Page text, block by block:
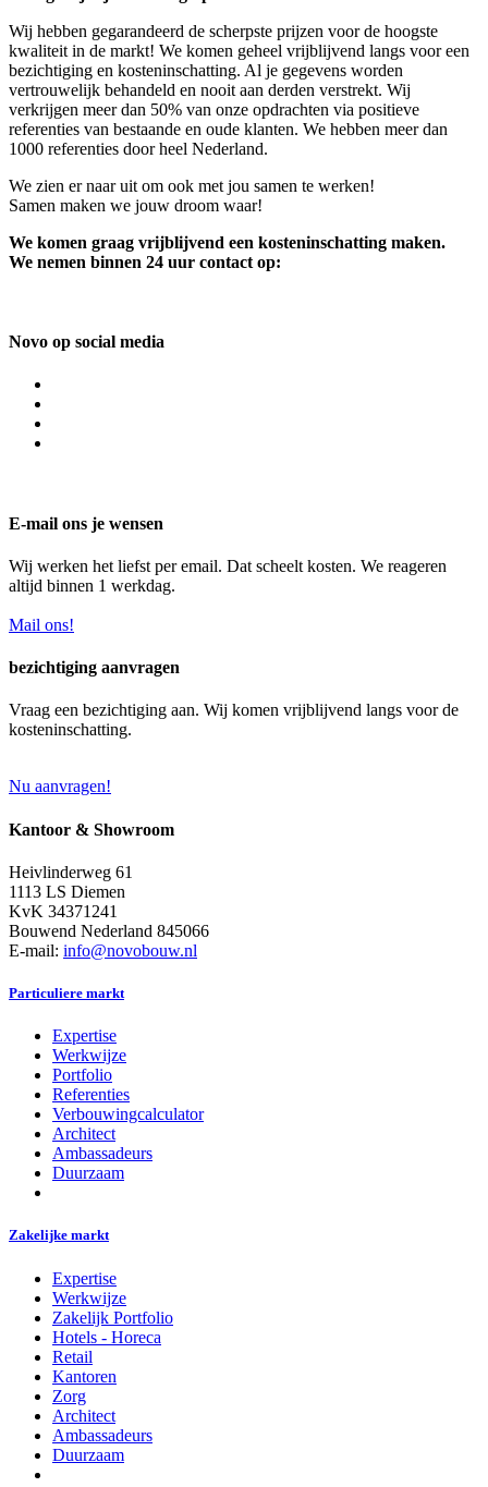
Wij hebben gegarandeerd de scherpste prijzen voor de hoogste
kwaliteit in de markt! We komen geheel vrijblijvend langs voor een
bezichtiging en kosteninschatting. Al je gegevens worden
vertrouwelijk behandeld en nooit aan derden verstrekt. Wij
verkrijgen meer dan 50% van onze opdrachten via positieve
referenties van bestaande en oude klanten. We hebben meer dan
1000 referenties door heel Nederland.
We zien er naar uit om ook met jou samen te werken!
Samen maken we jouw droom waar!
We komen graag vrijblijvend een kosteninschatting maken.
We nemen binnen 24 uur contact op:
Novo op social media
E-mail ons je wensen
Wij werken het liefst per email. Dat scheelt kosten. We reageren
altijd binnen 1 werkdag.
Mail ons!
bezichtiging aanvragen
Vraag een bezichtiging aan. Wij komen vrijblijvend langs voor de
kosteninschatting.
Nu aanvragen!
Kantoor & Showroom
Heivlinderweg 61
1113 LS Diemen
KvK 34371241
Bouwend Nederland 845066
E-mail: info@novobouw.nl
Particuliere markt
Expertise
Werkwijze
Portfolio
Referenties
Verbouwingcalculator
Architect
Ambassadeurs
Duurzaam
Zakelijke markt
Expertise
Werkwijze
Zakelijk Portfolio
Hotels - Horeca
Retail
Kantoren
Zorg
Architect
Ambassadeurs
Duurzaam